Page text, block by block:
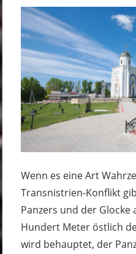
Wenn es eine Art
Transnistrien-Konflikt
Panzers und der Glocke
Hundert Meter östlich
wird behauptet, der